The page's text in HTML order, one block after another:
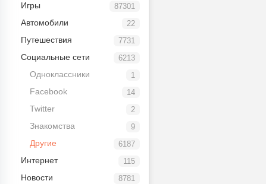
87301
Игры
22
Автомобили
7731
Путешествия
6213
Социальные сети
1
Одноклассники
14
Facebook
2
Twitter
9
Знакомства
6187
Другие
115
Интернет
8781
Новости